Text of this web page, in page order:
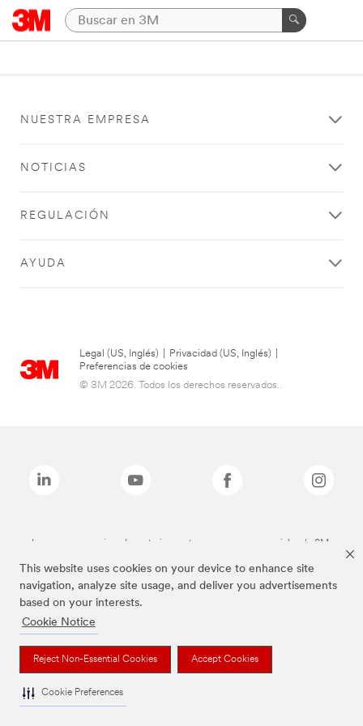
This website uses cookies on your device to enhance site
navigation, analyze site usage, and deliver you advertisements
based on your interests.
Cookie Notice
Reject Non-Essential Cookies Accept Cookies
Cookie Preferences
NUESTRA EMPRESA
NOTICIAS
REGULACIÓN
AYUDA
Legal (US, Inglés) Privacidad (US, Inglés)
Preferencias de cookies
© 3M 2026. Todos los derechos reservados..
Las marcas mencionadas anteriormente son marcas comerciales de 3M.